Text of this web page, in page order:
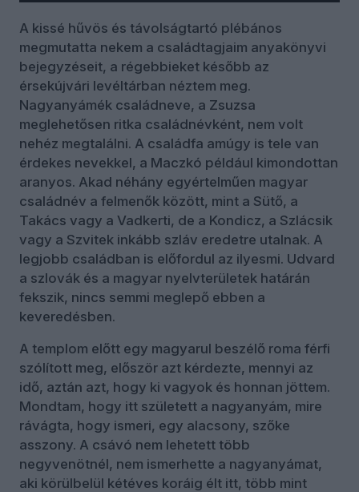
A kissé hűvös és távolságtartó plébános
megmutatta nekem a családtagjaim anyakönyvi
bejegyzéseit, a régebbieket később az
érsekújvári levéltárban néztem meg.
Nagyanyámék családneve, a Zsuzsa
meglehetősen ritka családnévként, nem volt
nehéz megtalálni. A családfa amúgy is tele van
érdekes nevekkel, a Maczkó például kimondottan
aranyos. Akad néhány egyértelműen magyar
családnév a felmenők között, mint a Sütő, a
Takács vagy a Vadkerti, de a Kondicz, a Szlácsik
vagy a Szvitek inkább szláv eredetre utalnak. A
legjobb családban is előfordul az ilyesmi. Udvard
a szlovák és a magyar nyelvterületek határán
fekszik, nincs semmi meglepő ebben a
keveredésben.
A templom előtt egy magyarul beszélő roma férfi
szólított meg, először azt kérdezte, mennyi az
idő, aztán azt, hogy ki vagyok és honnan jöttem.
Mondtam, hogy itt született a nagyanyám, mire
rávágta, hogy ismeri, egy alacsony, szőke
asszony. A csávó nem lehetett több
negyvenötnél, nem ismerhette a nagyanyámat,
aki körülbelül kétéves koráig élt itt, több mint